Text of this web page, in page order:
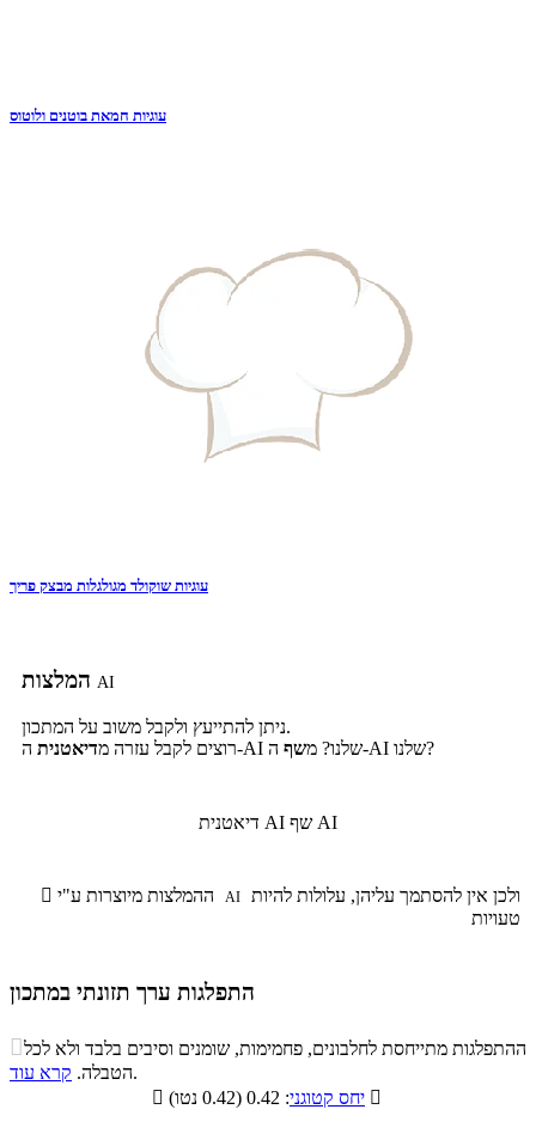
עוגיות חמאת בוטנים ולוטוס
עוגיות שוקולד מגולגלות מבצק פריך
AI
ניתן להתייעץ ולקבל משוב על המתכון.
רוצים לקבל עזרה מדיאטנית ה-AI שלנו? משף ה-AI שלנו?
דיאטנית AI שף AI
 AI
טעויות
התפלגות ערך תזונתי במתכון
התפלגות ערך תזונתי במתכון
סיבים
תזונתיים
שומנים חלבונים
9.3% 60.8%
ההתפלגות מתייחסת לחלבונים, פחמימות, שומנים וסיבים בלבד ולא לכל
הטבלה. קרא עוד
.

יחס קטוגני 